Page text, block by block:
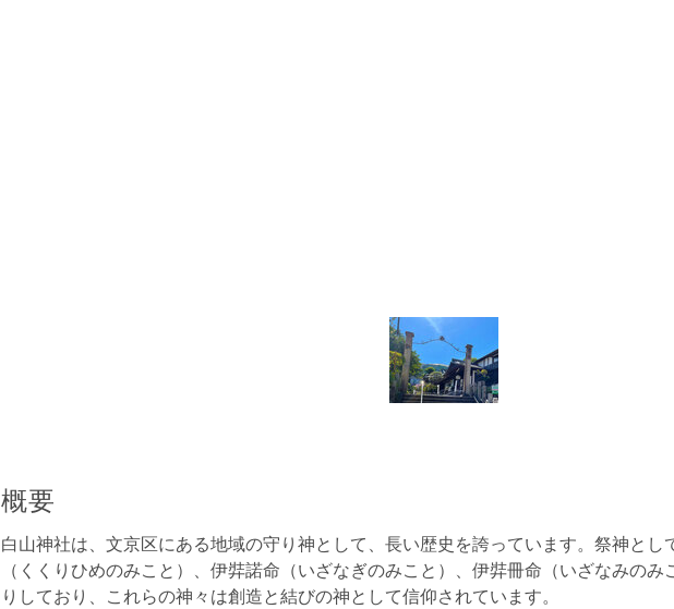
概要
白山神社は、文京区にある地域の守り神として、長い歴史を誇っています。祭神とし
（くくりひめのみこと）、伊弉諾命（いざなぎのみこと）、伊弉冊命（いざなみのみ
りしており、これらの神々は創造と結びの神として信仰されています。